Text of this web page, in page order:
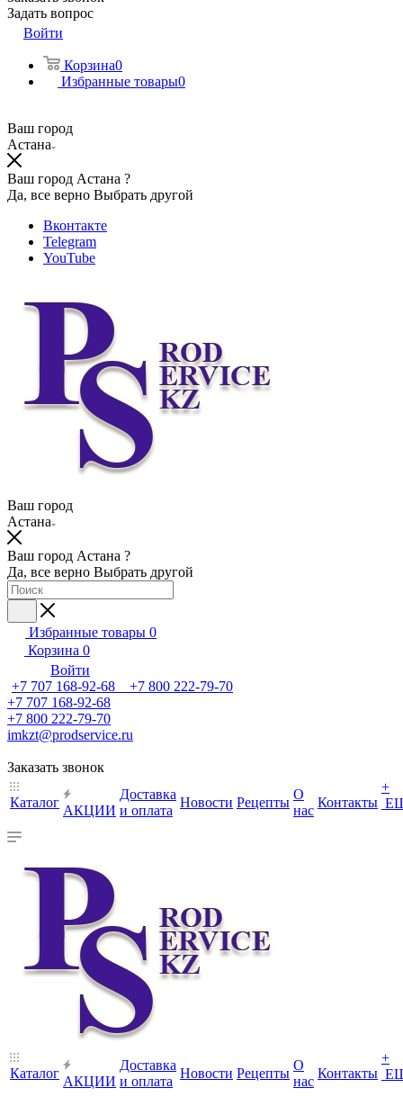
Задать вопрос
Войти
Корзина0
Избранные товары0
Ваш город
Астана
Ваш город Астана ?
Да, все верно Выбрать другой
Вконтакте
Telegram
YouTube
Ваш город
Астана
Ваш город Астана ?
Да, все верно Выбрать другой
Избранные товары 0
Корзина 0
Войти
+7 707 168-92-68 +7 800 222-79-70
+7 707 168-92-68
+7 800 222-79-70
imkzt@prodservice.ru
Заказать звонок
Каталог
АКЦИИ
Доставка
и оплата
Новости Рецепты
О
нас
Контакты
+
Каталог
АКЦИИ
Доставка
и оплата
Новости Рецепты
О
нас
Контакты
+